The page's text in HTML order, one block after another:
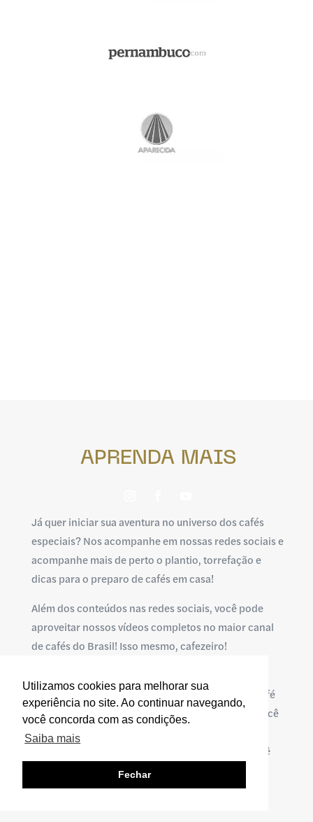
Utilizamos cookies para melhorar sua
experiência no site. Ao continuar navegando,
você concorda com as condições.
Saiba mais
Fechar
APRENDA MAIS
Já quer iniciar sua aventura no universo dos cafés
especiais? Nos acompanhe em nossas redes sociais e
acompanhe mais de perto o plantio, torrefação e
dicas para o preparo de cafés em casa!
Além dos conteúdos nas redes sociais, você pode
aproveitar nossos vídeos completos no maior canal
de cafés do Brasil! Isso mesmo, cafezeiro!
conseguimos atingir a marca de maior canal de café
do Brasil e seguimos com vídeos semanais para você
saber de tudo! Ah, temos também uma live mensal,
sempre na última quinta-feira do mês, em que você
pode tirar todas suas dúvidas sobre café.